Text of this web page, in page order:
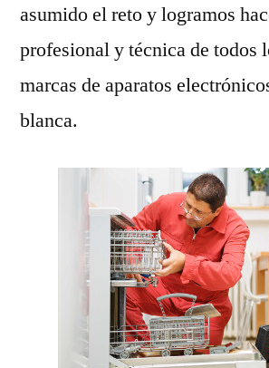
asumido el reto y logramos
profesional y técnica de todos
marcas de aparatos
blanca.